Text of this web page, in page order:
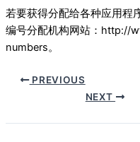
若要获得分配给各种应用程
编号分配机构网站：http://
numbers。
PREVIOUS
NEXT